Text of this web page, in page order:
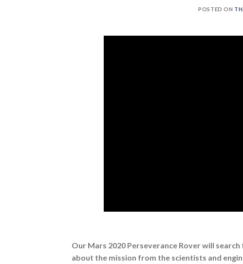
POSTED ON
Our Mars 2020 Perseverance Rover will
about the mission from the scientists and